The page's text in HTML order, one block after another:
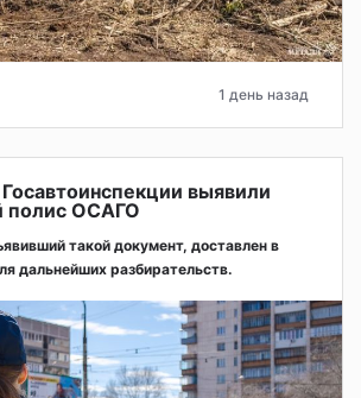
1 день назад
выявили
полис ОСАГО
такой документ, доставлен в
дальнейших разбирательств.